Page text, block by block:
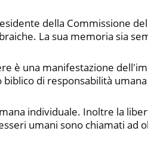
della Commissione
La sua memoria sia
è una manifestazione
di responsabilità
individuale. Inoltre la
umani sono chiamati ad